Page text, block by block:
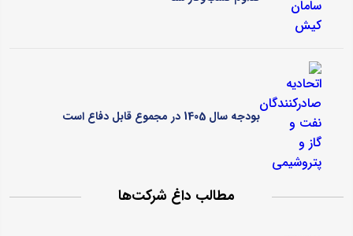
بودجه سال 1405 در مجموع قابل دفاع است
مطالب داغ شرکت‌ها